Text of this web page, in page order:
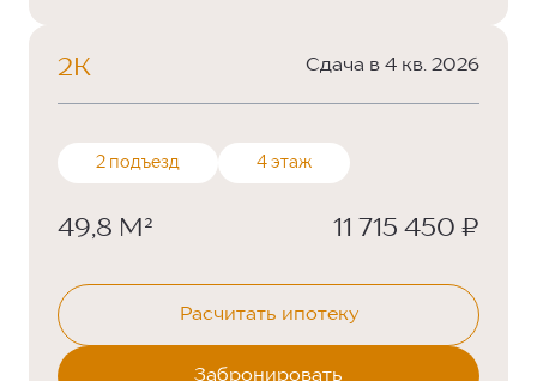
2К Сдача в 4 кв. 2026
2 подъезд 4 этаж
49,8 М² 11 715 450 ₽
Расчитать ипотеку
Забронировать